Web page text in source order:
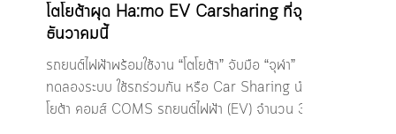
โตโยต้าผุด Ha:mo EV Carsharing ที่จุฬา
ธันวาคมนี้
รถยนต์ไฟฟ้าพร้อมใช้งาน “โตโยต้า” จับมือ “จุฬา”
ทดลองระบบ ใช้รถร่วมกัน หรือ Car Sharing นำ โต
โยต้า คอมส์ COMS รถยนต์ไฟฟ้า (EV) จำนวน 30...